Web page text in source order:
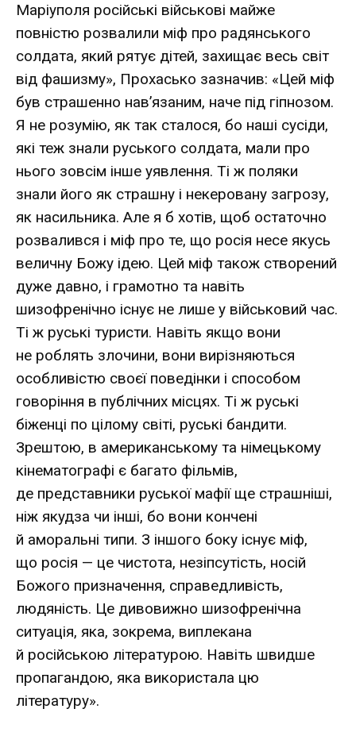
Маріуполя російські військові майже
повністю розвалили міф про радянського
солдата, який рятує дітей, захищає весь світ
від фашизму», Прохасько зазначив: «Цей міф
був страшенно нав’язаним, наче під гіпнозом.
Я не розумію, як так сталося, бо наші сусіди,
які теж знали руського солдата, мали про
нього зовсім інше уявлення. Ті ж поляки
знали його як страшну і некеровану загрозу,
як насильника. Але я б хотів, щоб остаточно
розвалився і міф про те, що росія несе якусь
величну Божу ідею. Цей міф також створений
дуже давно, і грамотно та навіть
шизофренічно існує не лише у військовий час.
Ті ж руські туристи. Навіть якщо вони
не роблять злочини, вони вирізняються
особливістю своєї поведінки і способом
говоріння в публічних місцях. Ті ж руські
біженці по цілому світі, руські бандити.
Зрештою, в американському та німецькому
кінематографі є багато фільмів,
де представники руської мафії ще страшніші,
ніж якудза чи інші, бо вони кончені
й аморальні типи. З іншого боку існує міф,
що росія — це чистота, незіпсутість, носій
Божого призначення, справедливість,
людяність. Це дивовижно шизофренічна
ситуація, яка, зокрема, виплекана
й російською літературою. Навіть швидше
пропагандою, яка використала цю
літературу».